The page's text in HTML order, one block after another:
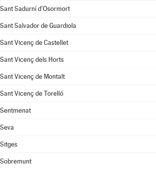
Sant Sadurní d'Osormort
Sant Salvador de Guardiola
Sant Vicenç de Castellet
Sant Vicenç dels Horts
Sant Vicenç de Montalt
Sant Vicenç de Torelló
Sentmenat
Seva
Sitges
Sobremunt